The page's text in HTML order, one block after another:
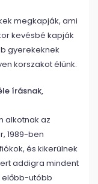
megkapják, ami
kevésbé kapják
gyerekeknek
korszakot élünk.
írásnak,
alkotnak az
1989-ben
és kikerülnek
addigra mindent
előbb-utóbb